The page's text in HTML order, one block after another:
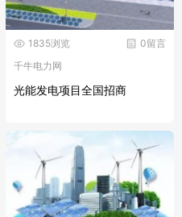
0留言
1835浏览
千牛电力网
光能发电项目全国招商